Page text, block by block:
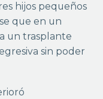
hijos pequeños
que en un
un trasplante
sin poder